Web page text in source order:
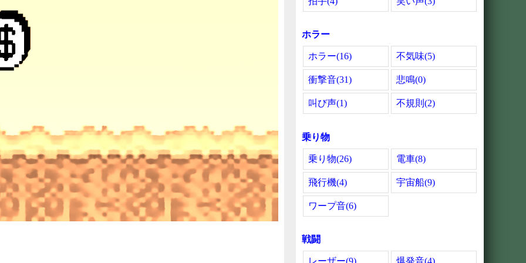
ホラー
ホラー(16) 不気味(5)
衝撃音(31) 悲鳴(0)
叫び声(1) 不規則(2)
乗り物
乗り物(26) 電車(8)
飛行機(4) 宇宙船(9)
ワープ音(6)
戦闘
レーザー(9) 爆発音(4)